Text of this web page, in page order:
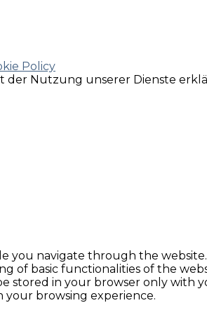
Policy
Nutzung unserer Dienste
you navigate through the
of basic functionalities of the
stored in your browser only with
your browsing experience.